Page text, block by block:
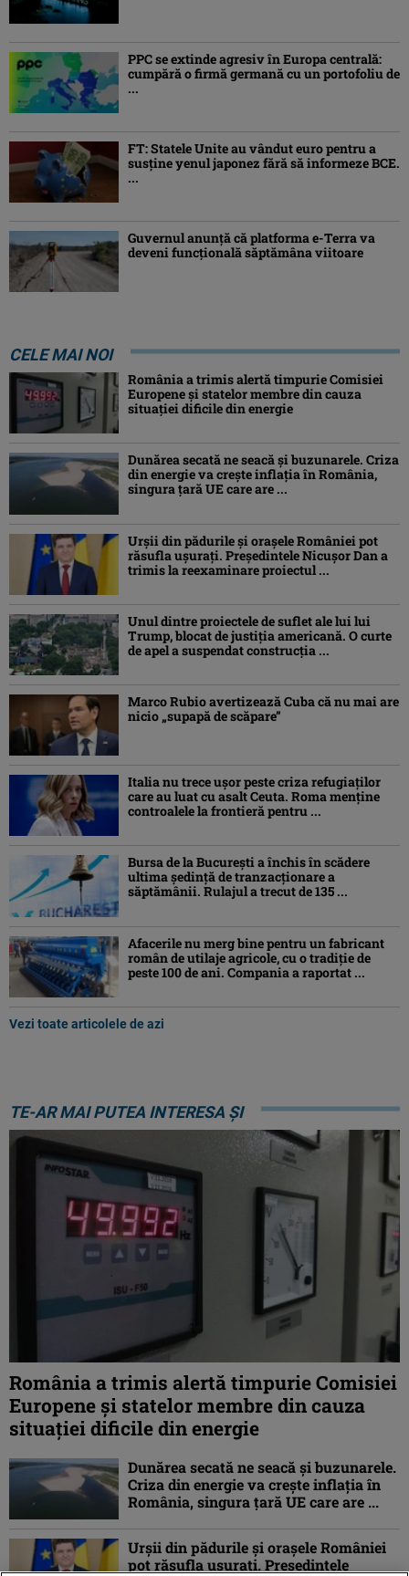
PPC se extinde agresiv în Europa centrală:
cumpără o firmă germană cu un portofoliu de
...
FT: Statele Unite au vândut euro pentru a
susține yenul japonez fără să informeze BCE.
...
Guvernul anunță că platforma e-Terra va
deveni funcţională săptămâna viitoare
CELE MAI NOI
România a trimis alertă timpurie Comisiei
Europene și statelor membre din cauza
situației dificile din energie
Dunărea secată ne seacă și buzunarele. Criza
din energie va crește inflația în România,
singura țară UE care are ...
Urșii din pădurile și orașele României pot
răsufla ușurați. Președintele Nicușor Dan a
trimis la reexaminare proiectul ...
Unul dintre proiectele de suflet ale lui lui
Trump, blocat de justiția americană. O curte
de apel a suspendat construcția ...
Marco Rubio avertizează Cuba că nu mai are
nicio „supapă de scăpare”
Italia nu trece ușor peste criza refugiaților
care au luat cu asalt Ceuta. Roma menține
controalele la frontieră pentru ...
Bursa de la București a închis în scădere
ultima ședință de tranzacționare a
săptămânii. Rulajul a trecut de 135 ...
Afacerile nu merg bine pentru un fabricant
român de utilaje agricole, cu o tradiție de
peste 100 de ani. Compania a raportat ...
Vezi toate articolele de azi
TE-AR MAI PUTEA INTERESA ȘI
România a trimis alertă timpurie Comisiei
Europene și statelor membre din cauza
situației dificile din energie
Dunărea secată ne seacă și buzunarele.
Criza din energie va crește inflația în
România, singura țară UE care are ...
Urșii din pădurile și orașele României
pot răsufla ușurați. Președintele